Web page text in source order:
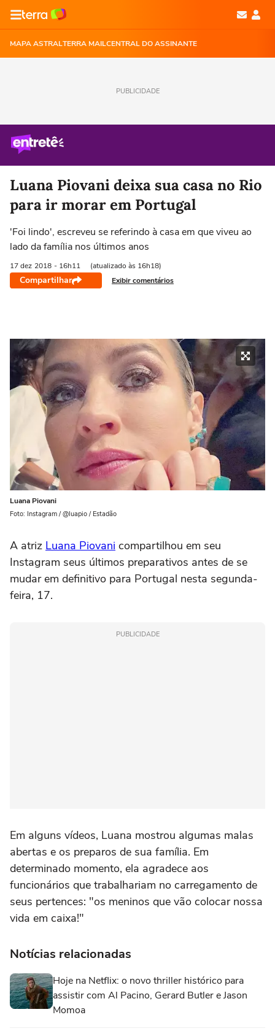
MAPA ASTRALTERRA MAILCENTRAL DO ASSINANTE
PUBLICIDADE
Luana Piovani deixa sua casa no Rio
para ir morar em Portugal
'Foi lindo', escreveu se referindo à casa em que viveu ao
lado da família nos últimos anos
17 dez 2018 - 16h11 (atualizado às 16h18)
Compartilhar Exibir comentários
Luana Piovani
Foto: Instagram / @luapio / Estadão
A atriz Luana Piovani compartilhou em seu
Instagram seus últimos preparativos antes de se
mudar em definitivo para Portugal nesta segunda-
feira, 17.
PUBLICIDADE
Em alguns vídeos, Luana mostrou algumas malas
abertas e os preparos de sua família. Em
determinado momento, ela agradece aos
funcionários que trabalhariam no carregamento de
seus pertences: "os meninos que vão colocar nossa
vida em caixa!"
Notícias relacionadas
Hoje na Netflix: o novo thriller histórico para
assistir com Al Pacino, Gerard Butler e Jason
Momoa